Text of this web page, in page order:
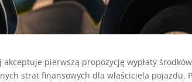
pierwszą propozycję wypłaty
strat finansowych dla właściciela pojazdu.